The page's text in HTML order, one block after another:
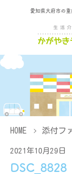
愛知県大府市の
HOME 添付フ
2021年10月29日
DSC_8828